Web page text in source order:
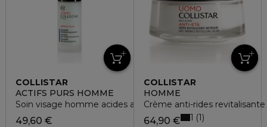
COLLISTAR
ACTIFS PURS HOMME
Soin visage homme acides aminés collagène végétal
49,60 €
COLLISTAR
HOMME
Crème anti-rides revitalisante
64,90 € 1 1